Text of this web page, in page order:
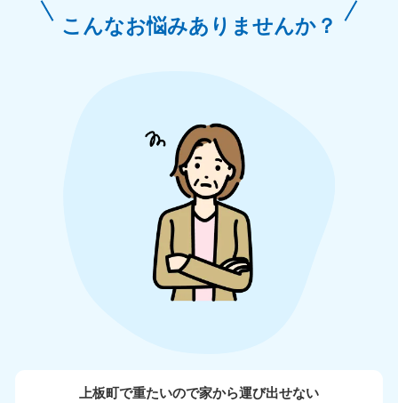
こんなお悩みありませんか？
上板町で重たいので家から運び出せない